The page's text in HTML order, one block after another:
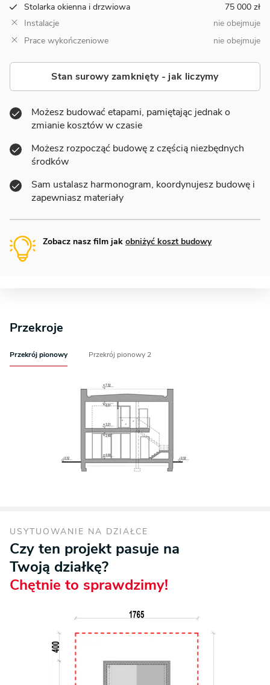
Stolarka okienna i drzwiowa
75 000 zł
Instalacje
nie obejmuje
Prace wykończeniowe
nie obejmuje
Stan surowy zamknięty - jak liczymy
Możesz budować etapami, pamiętając jednak o
zmianie kosztów w czasie
Możesz rozpocząć budowę z częścią niezbędnych
środków
Sam ustalasz harmonogram, koordynujesz budowę i
zapewniasz materiały
Zobacz nasz film jak obniżyć koszt budowy
Przekroje
Przekrój pionowy Przekrój pionowy 2
USYTUOWANIE NA DZIAŁCE
Czy ten projekt pasuje na
Twoją działkę?
Chętnie to sprawdzimy!